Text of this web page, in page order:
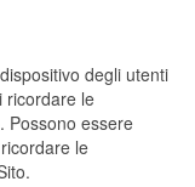
degli utenti
ricordare le
Possono essere
le